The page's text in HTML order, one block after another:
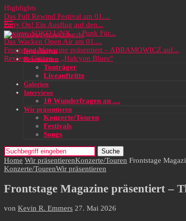
Highlights
Das Full Rewind Festival am 01....
Party On! Ein Ausflug auf den...
Review: SOKO LiNX – „Punk Für...
Das Wacken Open Air am 01....
Frontstage Magazine präsentiert – ABRAMOWICZ auf...
Review: Citizen – „Halcyon Blues“
Neuigkeiten
Rezensionen
Tonträger
Liveauftritte
Galerien
Interviews
10 Wunderfragen an …
Wir präsentieren
Konzerte/Touren
Festivals
Songs
Suche
Home Wir präsentierenKonzerte/Touren Frontstage
Konzerte/TourenWir präsentieren
Frontstage Magazine präsentiert –
von Kevin R. Emmers 27. Mai 2026